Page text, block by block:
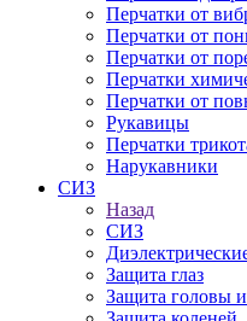
Перчатки от
Перчатки от
Перчатки от
Перчатки
Перчатки от
Рукавицы
Перчатки
Нарукавники
СИЗ
Назад
СИЗ
Защита глаз
Защита головы